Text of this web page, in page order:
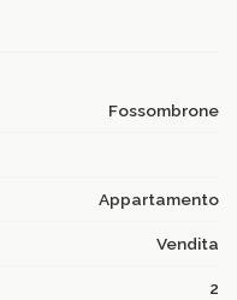
Fossombrone
Appartamento
Vendita
2